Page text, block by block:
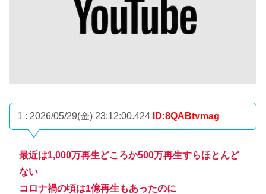
1 : 2026/05/29(金) 23:12:00.424 ID:8QABtvmag
最近は1,000万再生どころか500万再生すらほとんど
ない
コロナ禍の頃は1億再生もあったのに